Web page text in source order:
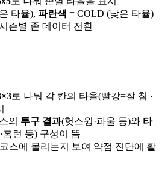
타율), 파란색 = COLD (낮은 타율)
즌별 존 데이터 전환
로 나눠 각 칸의 타율(빨강=잘 침 ·
의 투구 결과(헛스윙·파울 등)와 타
홈런 등) 구성이 뜸
스에 몰리는지 보여 약점 진단에 활